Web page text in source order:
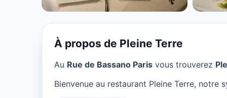
★ 4.9/5
À propos de Pleine Terre
Au Rue de Bassano Paris vous trouverez
Bienvenue au restaurant Pleine Terre, notre